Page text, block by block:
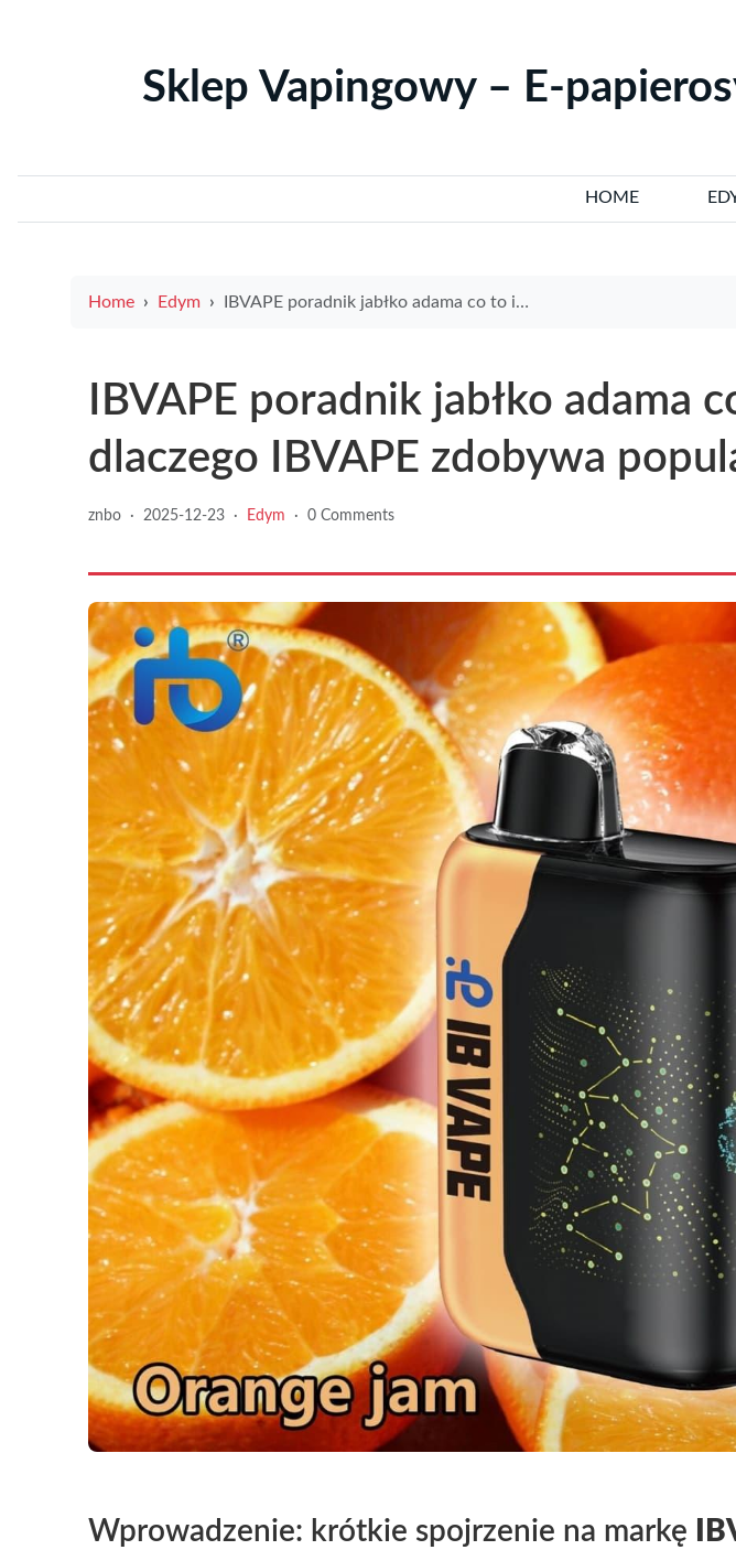
Sklep Vapingowy – E-
HOME
Home Edym IBVAPE poradnik jabłko adama co to i dlaczego IBVAPE zdobywa popularność
IBVAPE poradnik jabłko adama
dlaczego IBVAPE zdobywa
znbo · 2025-12-23 · Edym · 0 Comments
Wprowadzenie: krótkie spojrzenie na markę